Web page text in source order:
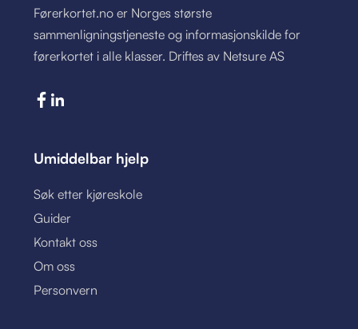
Førerkortet.no er Norges største
sammenligningstjeneste og informasjonskilde for
førerkortet i alle klasser. Driftes av Netsure AS
Umiddelbar hjelp
Søk etter kjøreskole
Guider
Kontakt oss
Om oss
Personvern